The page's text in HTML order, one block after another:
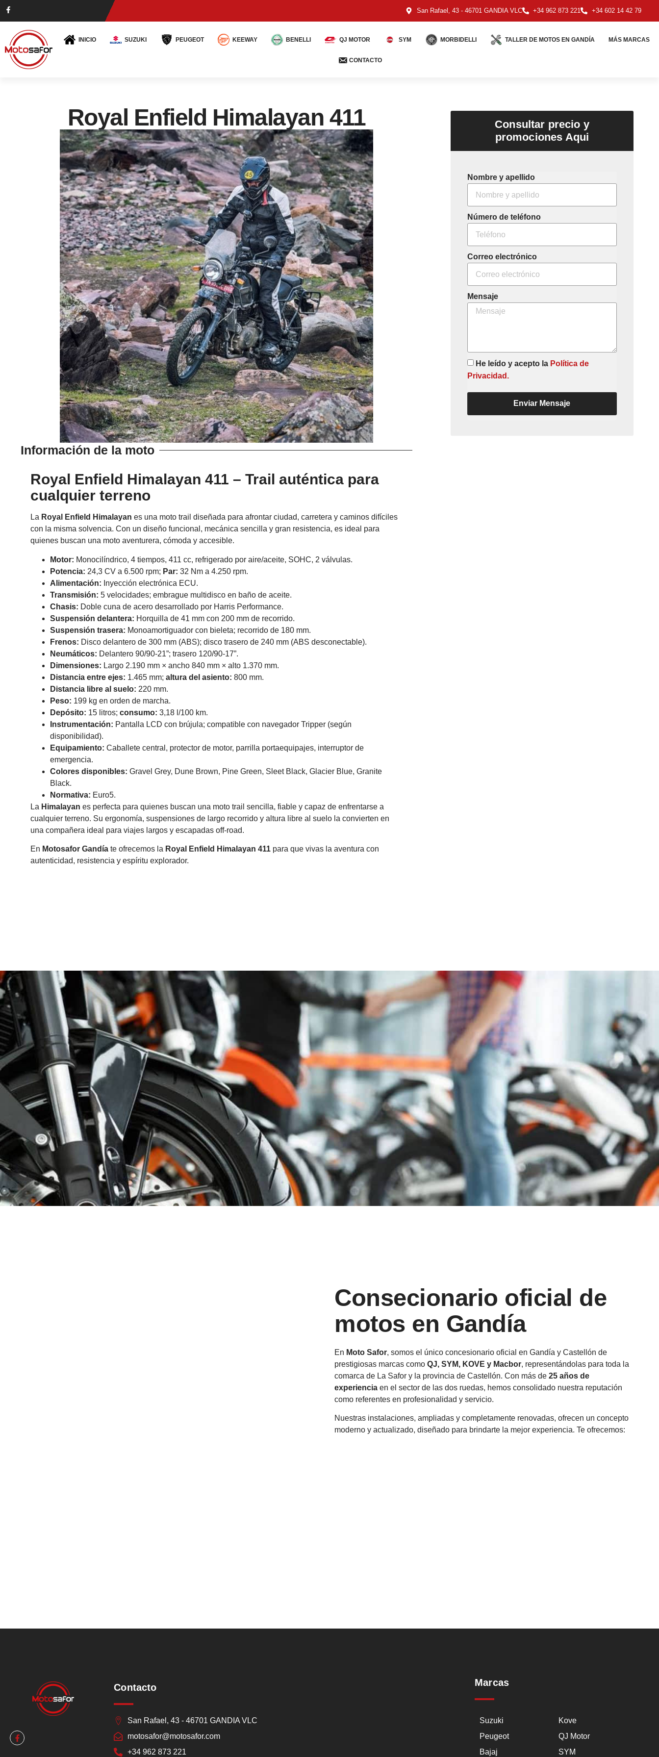
San Rafael, 43 - 46701 GANDIA VLC +34 962 873 221 +34 602 14 42 79
INICIO SUZUKI PEUGEOT KEEWAY BENELLI QJ MOTOR SYM MORBIDELLI TALLER DE MOTOS EN GANDÍA MÁS MARCAS
CONTACTO
Royal Enfield Himalayan 411
Información de la moto
Royal Enfield Himalayan 411 – Trail auténtica para
cualquier terreno
La Royal Enfield Himalayan es una moto trail diseñada para afrontar ciudad, carretera y caminos difíciles
con la misma solvencia. Con un diseño funcional, mecánica sencilla y gran resistencia, es ideal para
quienes buscan una moto aventurera, cómoda y accesible.
Motor: Monocilíndrico, 4 tiempos, 411 cc, refrigerado por aire/aceite, SOHC, 2 válvulas.
Potencia: 24,3 CV a 6.500 rpm; Par: 32 Nm a 4.250 rpm.
Alimentación: Inyección electrónica ECU.
Transmisión: 5 velocidades; embrague multidisco en baño de aceite.
Chasis: Doble cuna de acero desarrollado por Harris Performance.
Suspensión delantera: Horquilla de 41 mm con 200 mm de recorrido.
Suspensión trasera: Monoamortiguador con bieleta; recorrido de 180 mm.
Frenos: Disco delantero de 300 mm (ABS); disco trasero de 240 mm (ABS desconectable).
Neumáticos: Delantero 90/90-21”; trasero 120/90-17”.
Dimensiones: Largo 2.190 mm × ancho 840 mm × alto 1.370 mm.
Distancia entre ejes: 1.465 mm; altura del asiento: 800 mm.
Distancia libre al suelo: 220 mm.
Peso: 199 kg en orden de marcha.
Depósito: 15 litros; consumo: 3,18 l/100 km.
Instrumentación: Pantalla LCD con brújula; compatible con navegador Tripper (según
disponibilidad).
Equipamiento: Caballete central, protector de motor, parrilla portaequipajes, interruptor de
emergencia.
Colores disponibles: Gravel Grey, Dune Brown, Pine Green, Sleet Black, Glacier Blue, Granite
Black.
Normativa: Euro5.
La Himalayan es perfecta para quienes buscan una moto trail sencilla, fiable y capaz de enfrentarse a
cualquier terreno. Su ergonomía, suspensiones de largo recorrido y altura libre al suelo la convierten en
una compañera ideal para viajes largos y escapadas off-road.
En Motosafor Gandía te ofrecemos la Royal Enfield Himalayan 411 para que vivas la aventura con
autenticidad, resistencia y espíritu explorador.
Consultar precio y
promociones Aqui
Nombre y apellido
Número de teléfono
Correo electrónico
Mensaje
He leído y acepto la Política de
Privacidad.
Enviar Mensaje
Consecionario oficial de
motos en Gandía
En Moto Safor, somos el único concesionario oficial en Gandía y Castellón de
prestigiosas marcas como QJ, SYM, KOVE y Macbor, representándolas para toda la
comarca de La Safor y la provincia de Castellón. Con más de 25 años de
experiencia en el sector de las dos ruedas, hemos consolidado nuestra reputación
como referentes en profesionalidad y servicio.
Nuestras instalaciones, ampliadas y completamente renovadas, ofrecen un concepto
moderno y actualizado, diseñado para brindarte la mejor experiencia. Te ofrecemos:
Contacto
San Rafael, 43 - 46701 GANDIA VLC
motosafor@motosafor.com
+34 962 873 221
Marcas
Suzuki
Peugeot
Bajaj
Kove
QJ Motor
SYM